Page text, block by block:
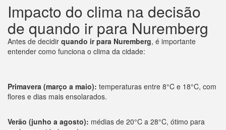
Impacto do clima na decisão
de quando ir para Nuremberg
Antes de decidir quando ir para Nuremberg, é importante
entender como funciona o clima da cidade:
Primavera (março a maio): temperaturas entre 8°C e 18°C, com
flores e dias mais ensolarados.
Verão (junho a agosto): médias de 20°C a 28°C, ótimo para